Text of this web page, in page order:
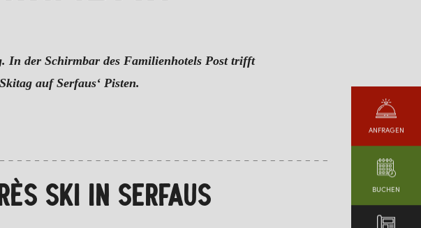
ANFRAGEN
BUCHEN
In der Schirmbar des Familienhotels Post trifft
auf Serfaus‘ Pisten.
SKI IN SERFAUS